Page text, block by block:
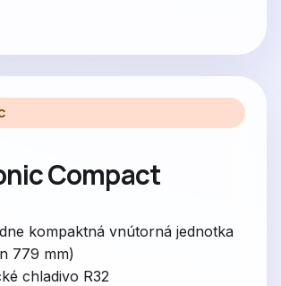
Compact
kompaktná vnútorná jednotka
779 mm)
chladivo R32